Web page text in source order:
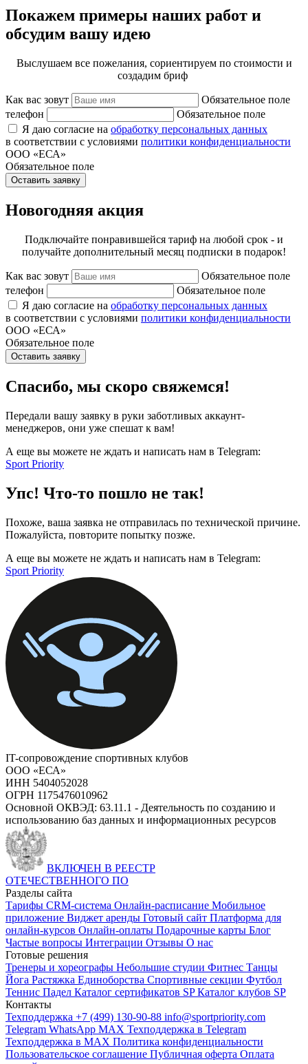
Покажем примеры наших работ и
обсудим вашу идею
Выслушаем все пожелания, сориентируем по стоимости и
создадим бриф
Как вас зовут
Обязательное поле
телефон
Обязательное поле
Я даю согласие на обработку персональных данных
в соответствии с условиями политики конфиденциальности
ООО «ЕСА»
Обязательное поле
Оставить заявку
Новогодняя акция
Подключайте понравившейся тариф на любой срок - и
получайте дополнительный месяц подписки в подарок!
Как вас зовут
Обязательное поле
телефон
Обязательное поле
Я даю согласие на обработку персональных данных
в соответствии с условиями политики конфиденциальности
ООО «ЕСА»
Обязательное поле
Оставить заявку
Спасибо, мы скоро свяжемся!
Передали вашу заявку в руки заботливых аккаунт-
менеджеров, они уже спешат к вам!
А еще вы можете не ждать и написать нам в Telegram:
Sport Priority
Упс! Что-то пошло не так!
Похоже, ваша заявка не отправилась по технической причине.
Пожалуйста, повторите попытку позже.
А еще вы можете не ждать и написать нам в Telegram:
Sport Priority
IT-сопровождение спортивных клубов
ООО «ЕСА»
ИНН 5404052028
ОГРН 1175476010962
Основной ОКВЭД: 63.11.1 - Деятельность по созданию и
использованию баз данных и информационных ресурсов
ВКЛЮЧЕН В РЕЕСТР
ОТЕЧЕСТВЕННОГО ПО
Разделы сайта
Тарифы CRM-система Онлайн-расписание Мобильное
приложение Виджет аренды Готовый сайт Платформа для
онлайн-курсов Онлайн-оплаты Подарочные карты Блог
Частые вопросы Интеграции Отзывы О нас
Готовые решения
Тренеры и хореографы Небольшие студии Фитнес Танцы
Йога Растяжка Единоборства Спортивные секции Футбол
Теннис Падел Каталог сертификатов SPКаталог клубов SP
Контакты
Техподдержка +7 (499) 130-90-88 info@sportpriority.com
Telegram WhatsApp MAX Техподдержка в Telegram
Техподдержка в MAX Политика конфиденциальности
Пользовательское соглашение Публичная оферта Оплата